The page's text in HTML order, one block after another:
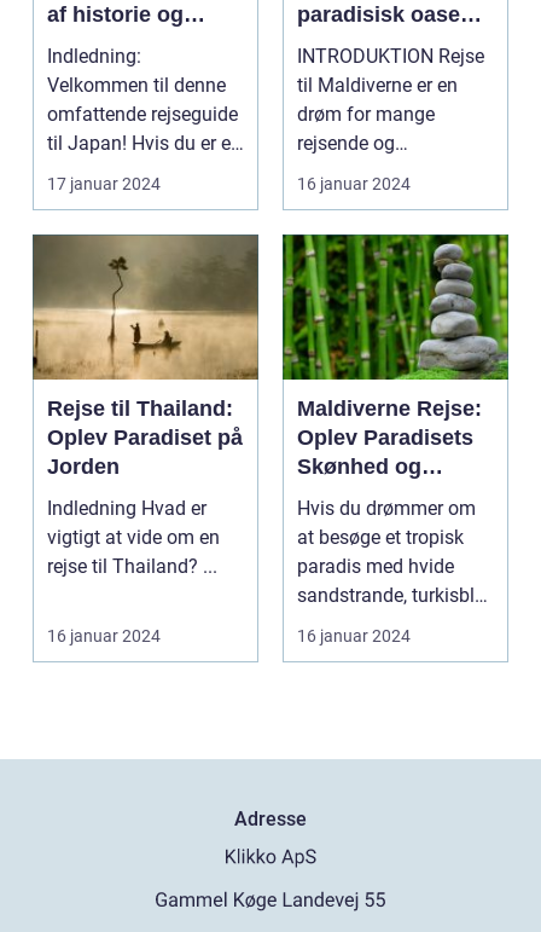
af historie og
forberedelse
Indledning:
Velkommen til denne
omfattende rejseguide
til Japan! Hvis du er en
eventyrlysten og
nysg...
17 januar 2024
paradisisk oase
for rejsende
eventyrlystne
INTRODUKTION Rejse
til Maldiverne er en
drøm for mange
rejsende og
eventyrlystne sjæle.
Dette unikk...
16 januar 2024
Rejse til Thailand:
Oplev Paradiset på
Jorden
Indledning Hvad er
vigtigt at vide om en
rejse til Thailand? ...
16 januar 2024
Maldiverne Rejse:
Oplev Paradisets
Skønhed og
Historie
Hvis du drømmer om
at besøge et tropisk
paradis med hvide
sandstrande, turkisblåt
vand og en unik ku...
16 januar 2024
Adresse